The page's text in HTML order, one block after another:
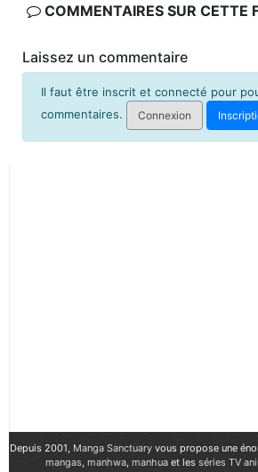
COMMENTAIRES SUR CETTE
Laissez un commentaire
Il faut être inscrit et connecté pour
commentaires.
Connexion
Depuis 2001, Manga Sanctuary vous propose une
mangas, manhwa, manhuaet les séries TV